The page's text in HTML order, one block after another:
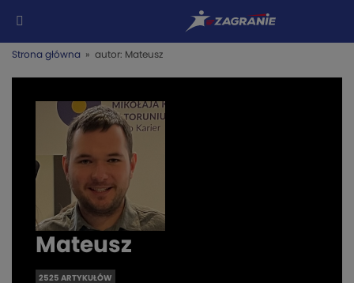
Strona główna » autor: Mateusz
Mateusz
2525 ARTYKUŁÓW